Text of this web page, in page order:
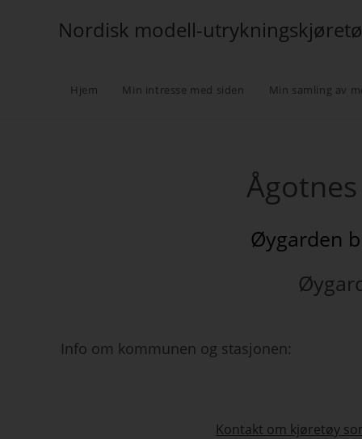
Nordisk modell-
Hjem Min intresse med siden Min samling av
Øygarden
Info om kommunen og stasjonen:
Kontakt om kjøretøy